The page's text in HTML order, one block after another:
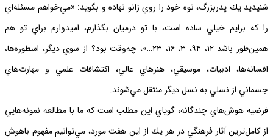
شنيديد يك پدربزرگ، نوه خود را روي زانو نهاده و بگويد: «مي‌خواهم مسئله‌اي
را كه برايم خيلي ساده است، با تو درميان بگذارم، اميدوارم براي تو هم
همين‌طور باشد ١٢، ٩٤، ٣، ١٦، ٢٣…»، چه‌وقت بود؟ از سوي ديگر، اسطوره‌ها،
افسانه‌ها، ادبيات، موسيقي، هنرهاي عالي، اكتشافات علمي و مهارت‌هاي
جسماني از نسلي به نسل ديگر منتقل مي‌شوند.
فرضيه هوش‌هاي چندگانه، گوياي اين مطلب است كه ما با مطالعه نمونه‌هايي
از كامل‌ترين آثار فرهنگي در هر يك از اين هفت مورد، مي‌توانيم مفهوم باهوش